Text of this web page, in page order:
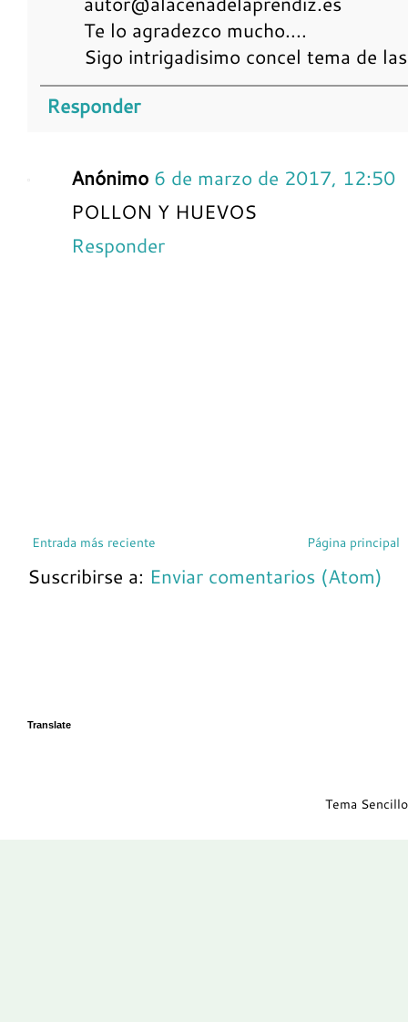
Te lo agradezco mucho....
Sigo intrigadisimo concel tema de
Responder
Anónimo 6 de marzo de 2017, 12:50
POLLON Y HUEVOS
Responder
Entrada más reciente Página principal
Suscribirse a: Enviar comentarios (Atom)
Translate
Tema